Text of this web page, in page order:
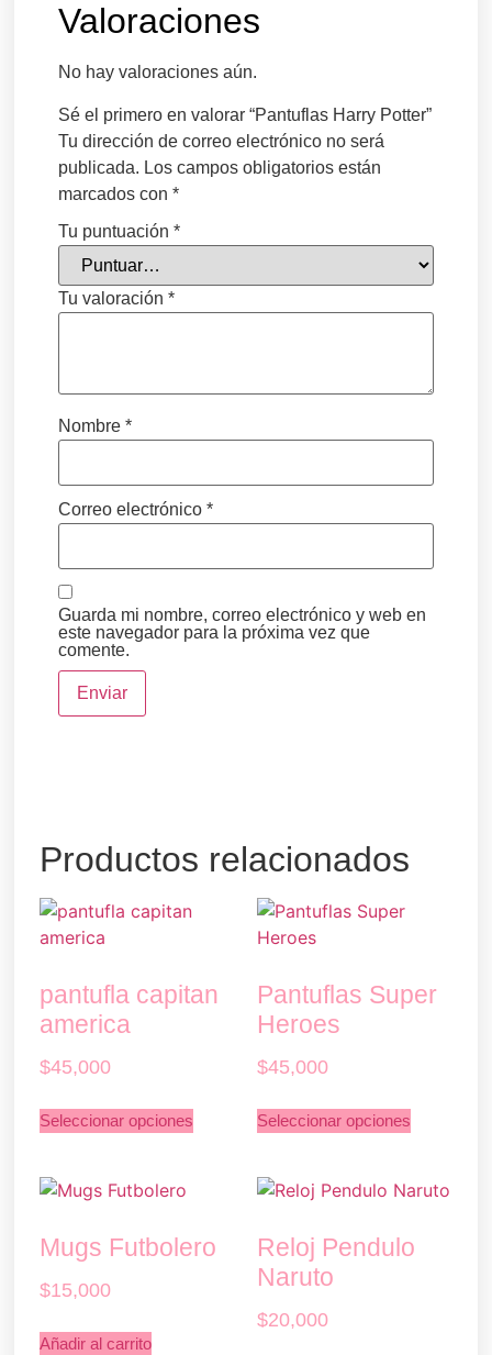
Valoraciones
No hay valoraciones aún.
Sé el primero en valorar “Pantuflas Harry Potter”
Tu dirección de correo electrónico no será
publicada. Los campos obligatorios están
marcados con*
Tu puntuación*
Tu valoración*
Nombre*
Correo electrónico*
Guarda mi nombre, correo electrónico y web en
este navegador para la próxima vez que
comente.
Productos relacionados
pantufla capitan
america
$45,000
Seleccionar opciones
Pantuflas Super
Heroes
$45,000
Seleccionar opciones
Mugs Futbolero
$15,000
Añadir al carrito
Reloj Pendulo
Naruto
$20,000